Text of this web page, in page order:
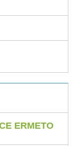
ERMETO